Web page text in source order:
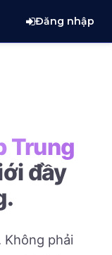
Đăng nhập
Trung
đầy
phải